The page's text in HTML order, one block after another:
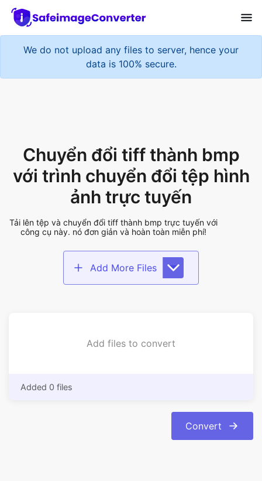
ảnh trực tuyến
Tải lên tệp và chuyển đổi tiff thành bmp trực tuyến với
công cụ này. nó đơn giản và hoàn toàn miễn phí!